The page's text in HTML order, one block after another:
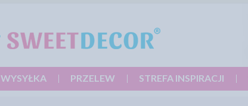
WYSYŁKA PRZELEW STREFA INSPIRACJI